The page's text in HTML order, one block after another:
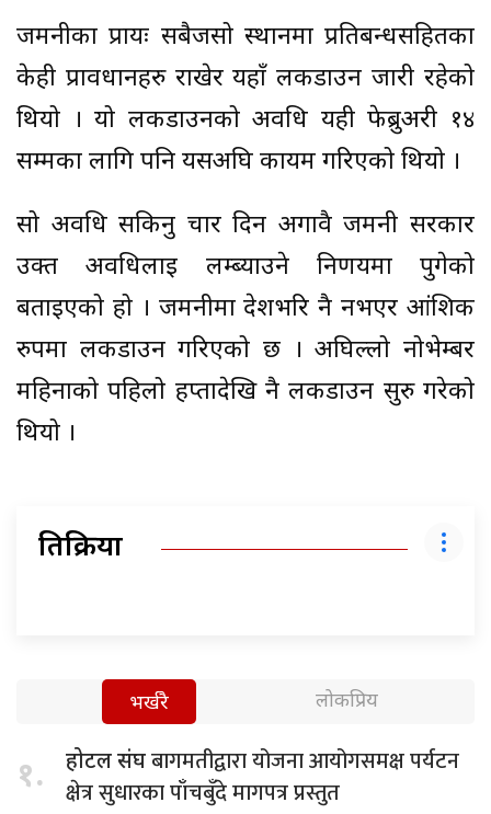
जर्मनीका प्रायः सबैजसो स्थानमा प्रतिबन्धसहितका
केही प्रावधानहरु राखेर यहाँ लकडाउन जारी रहेको
थियो । यो लकडाउनको अवधि यही फेब्रुअरी १४
सम्मका लागि पनि यसअघि कायम गरिएको थियो ।
सो अवधि सकिनु चार दिन अगावै जर्मनी सरकार
उक्त अवधिलाई लम्ब्याउने निर्णयमा पुगेको
बताइएको हो । जर्मनीमा देशभरि नै नभएर आंशिक
रुपमा लकडाउन गरिएको छ । अघिल्लो नोभेम्बर
महिनाको पहिलो हप्तादेखि नै लकडाउन सुरु गरेको
थियो ।
प्रतिक्रिया
भर्खरै लोकप्रिय
१. होटल संघबागमतीद्वारा योजना आयोगसमक्ष पर्यटन
क्षेत्र सुधारका पाँचबुँदे मागपत्र प्रस्तुत